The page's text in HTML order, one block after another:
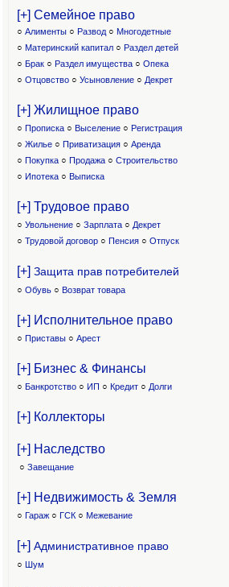
[+] Семейное право
○ Алименты ○ Развод ○ Многодетные
○ Материнский капитал○ Раздел детей
○ Брак ○ Раздел имущества ○ Опека
○ Отцовство○ Усыновление ○ Декрет
[+] Жилищное право
○ Прописка ○ Выселение ○ Регистрация
○ Жилье ○ Приватизация ○ Аренда
○ Покупка ○ Продажа ○ Строительство
○ Ипотека ○ Выписка
[+] Трудовое право
○ Увольнение ○ Зарплата ○ Декрет
○ Трудовой договор ○ Пенсия ○ Отпуск
[+] Защита прав потребителей
○ Обувь ○ Возврат товара
[+] Исполнительное право
○ Приставы ○ Арест
[+] Бизнес & Финансы
○ Банкротство ○ ИП ○ Кредит ○ Долги
[+] Коллекторы
[+] Наследство
○ Завещание
[+] Недвижимость & Земля
○ Гараж ○ ГСК ○ Межевание
[+] Административное право
○ Шум